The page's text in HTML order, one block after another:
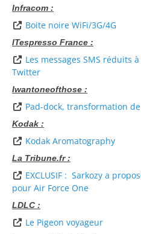
Infracom :
Boite noire WiFi/3G/4G
ITespresso France :
Les messages SMS réduits
Twitter
Iwantoneofthose :
Pad-dock, transformation
Kodak :
Kodak Aromatography
La Tribune.fr :
EXCLUSIF : Sarkozy a
pour Air Force One
LDLC :
Le Pigeon voyageur